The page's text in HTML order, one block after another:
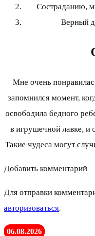
Состраданию,
Верный
Мне очень
запомнился момент,
освободила бедного
в игрушечной лавке, и
Такие чудеса могут
Добавить комментарий
Для отправки
авторизоваться.
06.08.2026